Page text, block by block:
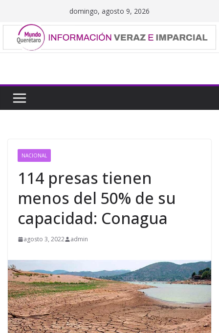
contenido
domingo, agosto 9, 2026
NACIONAL
114 presas tienen
menos del 50% de su
capacidad: Conagua
agosto 3, 2022 admin